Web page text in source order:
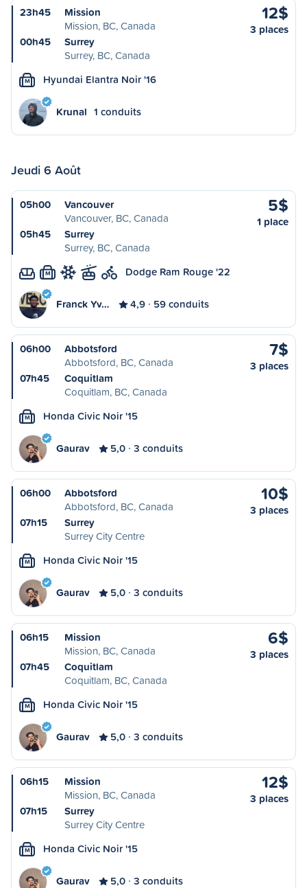
23h45
Mission
Mission, BC, Canada
00h45
Surrey
Surrey, BC, Canada
12$
3 places
M Hyundai Elantra Noir '16
Krunal 1 conduits
Jeudi 6 Août
05h00
Vancouver
Vancouver, BC, Canada
05h45
Surrey
Surrey, BC, Canada
5$
1 place
M Dodge Ram Rouge '22
Franck Yv… 4,9 59 conduits
06h00
Abbotsford
Abbotsford, BC, Canada
07h45
Coquitlam
Coquitlam, BC, Canada
7$
3 places
M Honda Civic Noir '15
Gaurav 5,0 3 conduits
06h00
Abbotsford
Abbotsford, BC, Canada
07h15
Surrey
Surrey City Centre
10$
3 places
M Honda Civic Noir '15
Gaurav 5,0 3 conduits
06h15
Mission
Mission, BC, Canada
07h45
Coquitlam
Coquitlam, BC, Canada
6$
3 places
M Honda Civic Noir '15
Gaurav 5,0 3 conduits
06h15
Mission
Mission, BC, Canada
07h15
Surrey
Surrey City Centre
12$
3 places
M Honda Civic Noir '15
Gaurav 5,0 3 conduits